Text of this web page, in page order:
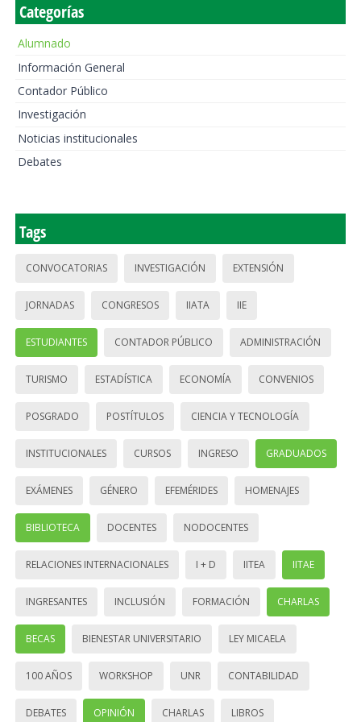
Categorías
Alumnado
Información General
Contador Público
Investigación
Noticias institucionales
Debates
Tags
CONVOCATORIAS INVESTIGACIÓN EXTENSIÓN
JORNADAS CONGRESOS IIATA IIE
ESTUDIANTES CONTADOR PÚBLICO ADMINISTRACIÓN
TURISMO ESTADÍSTICA ECONOMÍA CONVENIOS
POSGRADO POSTÍTULOS CIENCIA Y TECNOLOGÍA
INSTITUCIONALES CURSOS INGRESO GRADUADOS
EXÁMENES GÉNERO EFEMÉRIDES HOMENAJES
BIBLIOTECA DOCENTES NODOCENTES
RELACIONES INTERNACIONALES I + D IITEA IITAE
INGRESANTES INCLUSIÓN FORMACIÓN CHARLAS
BECAS BIENESTAR UNIVERSITARIO LEY MICAELA
100 AÑOS WORKSHOP UNR CONTABILIDAD
DEBATES OPINIÓN CHARLAS LIBROS